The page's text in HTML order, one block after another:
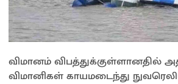
விமானம் விபத்துக்குள்ளானதில்
விமானிகள் காயமடைந்து